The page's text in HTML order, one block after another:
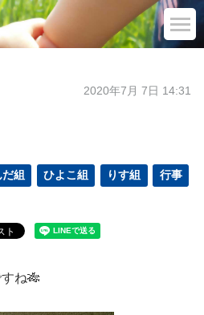
2020年7月 7日 14:31
組 ひよこ組 りす組 行事
ね🎋